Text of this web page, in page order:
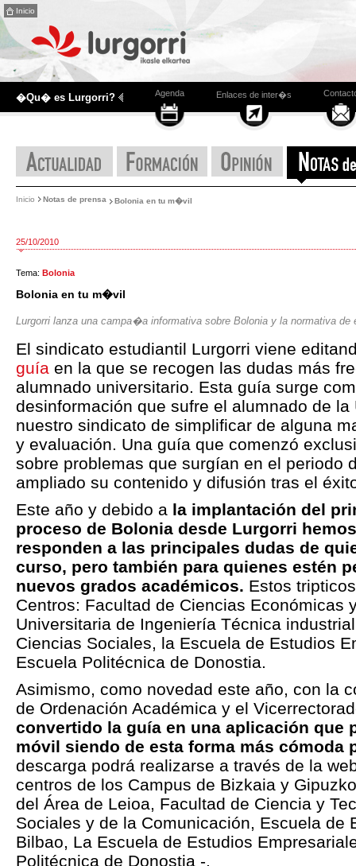
Inicio
�Qu� es Lurgorri? Agenda Enlaces de inter�s
Inicio Notas de prensa Bolonia en tu m�vil
25/10/2010
Tema: Bolonia
Bolonia en tu m�vil
Lurgorri lanza una campa�a informativa sobre Bolonia y la normativa
El sindicato estudiantil Lurgorri viene
guía en la que se recogen las dudas más
alumnado universitario. Esta guía surge
desinformación que sufre el alumnado de la
nuestro sindicato de simplificar de alguna
y evaluación. Una guía que comenzó
sobre problemas que surgían en el periodo
ampliado su contenido y difusión tras el
Este año y debido a la implantación del
proceso de Bolonia desde Lurgorri
responden a las principales dudas de
curso, pero también para quienes estén
nuevos grados académicos. Estos
Centros: Facultad de Ciencias Económicas
Universitaria de Ingeniería Técnica
Ciencias Sociales, la Escuela de Estudios
Escuela Politécnica de Donostia.
Asimismo, como novedad este año, con la
de Ordenación Académica y el
convertido la guía en una aplicación que
móvil siendo de esta forma más cómoda
descarga podrá realizarse a través de la
centros de los Campus de Bizkaia y
del Área de Leioa, Facultad de Ciencia y
Sociales y de la Comunicación, Escuela de
Bilbao, La Escuela de Estudios
Politécnica de Donostia -.